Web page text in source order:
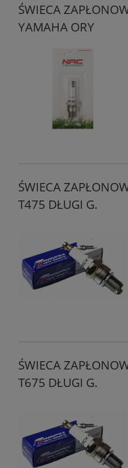
ŚWIECA
YAMAHA ORY
ŚWIECA
T475 DŁUGI G.
ŚWIECA
T675 DŁUGI G.